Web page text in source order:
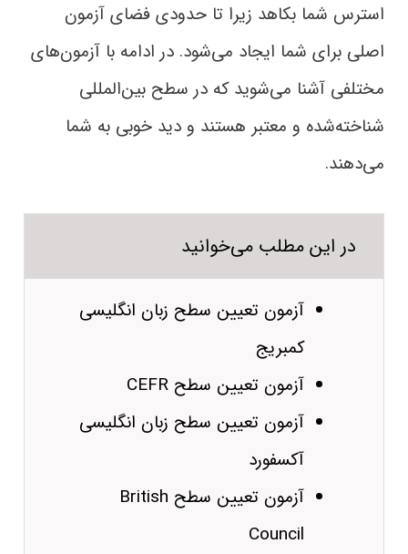
استرس شما بکاهد زیرا تا حدودی فضای آزمون
اصلی برای شما ایجاد می‌شود. در ادامه با آزمون‌های
مختلفی آشنا می‌شوید که در سطح بین‌المللی
شناخته‌شده و معتبر هستند و دید خوبی به شما
می‌دهند.
در این مطلب می‌خوانید
آزمون تعیین سطح زبان انگلیسی
کمبریج
آزمون تعیین سطح CEFR
آزمون تعیین سطح زبان انگلیسی
آکسفورد
آزمون تعیین سطح British
Council